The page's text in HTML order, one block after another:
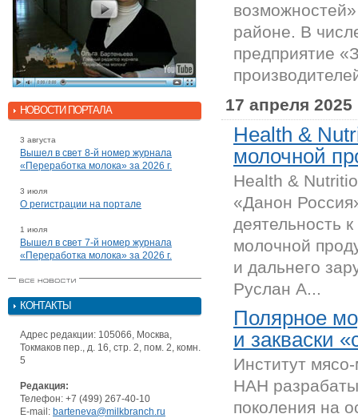
НОВОСТИ ПОРТАЛА
3 августа
Вышел в свет 8-й номер журнала
«Переработка молока» за 2026 г.
3 июля
О регистрации на портале
1 июля
Вышел в свет 7-й номер журнала
«Переработка молока» за 2026 г.
КОНТАКТЫ
Адрес редакции: 105066, Москва,
Токмаков пер., д. 16, стр. 2, пом. 2, комн.
5
Редакция:
Телефон: +7 (499) 267-40-10
E-mail: barteneva@milkbranch.ru
районе. В
предприятие
17 апреля 2025
Health &
молочной
Health &
«Данон
деятельность
молочной
и дальнего
Руслан А...
Полярное
и закваски
Институт
НАН
поколения на